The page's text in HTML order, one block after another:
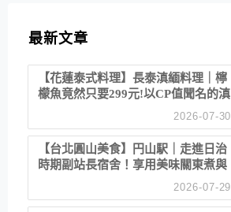
最新文章
【花蓮泰式料理】長泰滇緬料理｜檸
檬魚竟然只要299元!以CP值聞名的滇
2026-07-30
【台北圓山美食】円山駅｜走進日治
時期副站長宿舍！享用美味關東煮與
2026-07-29